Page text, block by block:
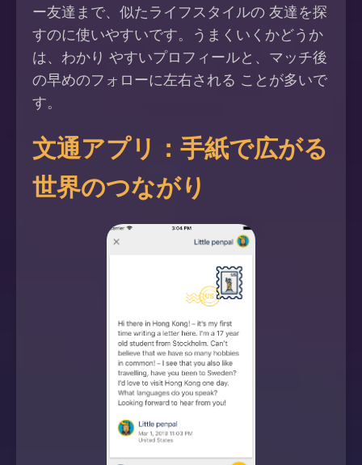
ー友達まで、似たライフスタイルの 友達を探
すのに使いやすいです。うまくいくかどうか
は、わかり やすいプロフィールと、マッチ後
の早めのフォローに左右される ことが多いで
す。
文通アプリ：手紙で広がる
世界のつながり